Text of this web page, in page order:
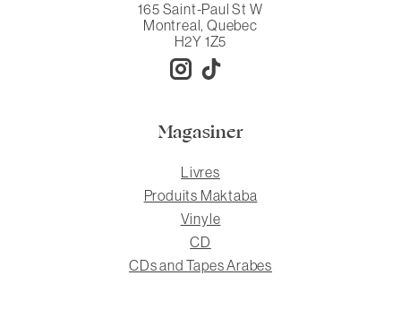
165 Saint-Paul St W
Montreal, Quebec
H2Y 1Z5
Magasiner
Livres
Produits Maktaba
Vinyle
CD
CDs and Tapes Arabes